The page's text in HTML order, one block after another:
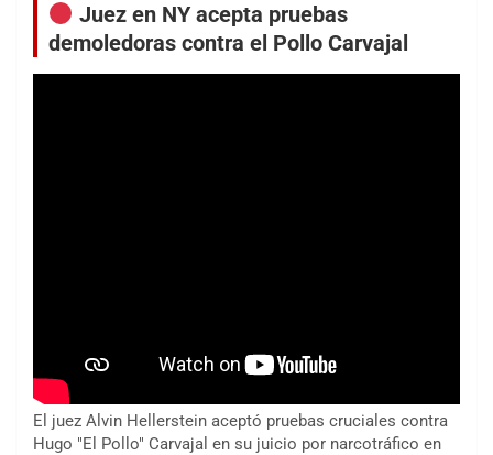
Juez en NY acepta pruebas
demoledoras contra el Pollo Carvajal
El juez Alvin Hellerstein aceptó pruebas cruciales contra
Hugo "El Pollo" Carvajal en su juicio por narcotráfico en